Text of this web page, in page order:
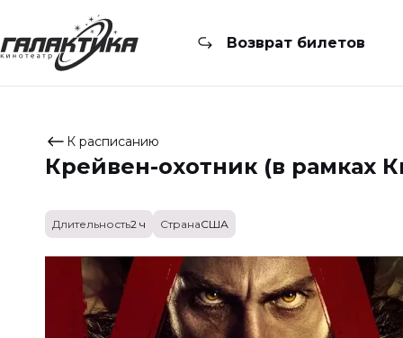
Возврат билетов
К расписанию
Крейвен-охотник (в рамках
Длительность2 ч СтранаСША